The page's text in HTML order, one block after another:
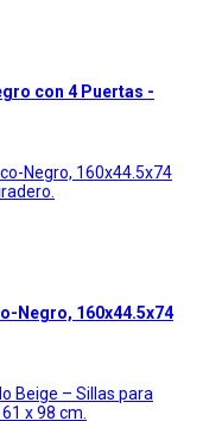
con 4 Puertas -
Negro, 160x44.5x74